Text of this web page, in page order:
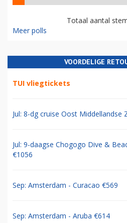
Totaal aantal
Meer polls
VOORDELIGE
TUI vliegtickets
Jul: 8-dg cruise Oost Middellandse
Jul: 9-daagse Chogogo Dive &
€1056
Sep: Amsterdam - Curacao €569
Sep: Amsterdam - Aruba €614